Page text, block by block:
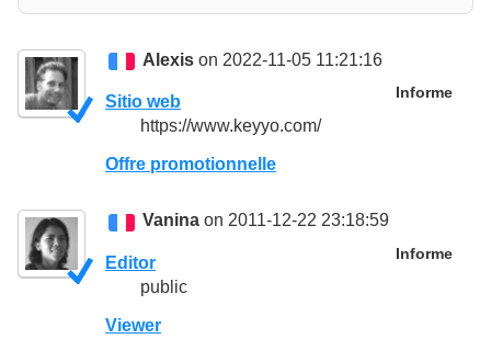
Alexis on 2022-11-05 11:21:16
Informe
Sitio web
https://www.keyyo.com/
Offre promotionnelle
Vanina on 2011-12-22 23:18:59
Informe
Editor
public
Viewer